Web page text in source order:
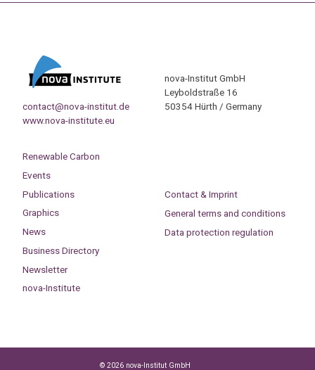
contact@nova-institut.de
www.nova-institute.eu
nova-Institut GmbH
Leyboldstraße 16
50354 Hürth / Germany
Renewable Carbon
Events
Publications
Graphics
News
Business Directory
Newsletter
nova-Institute
Contact & Imprint
General terms and conditions
Data protection regulation
© 2026 nova-Institut GmbH